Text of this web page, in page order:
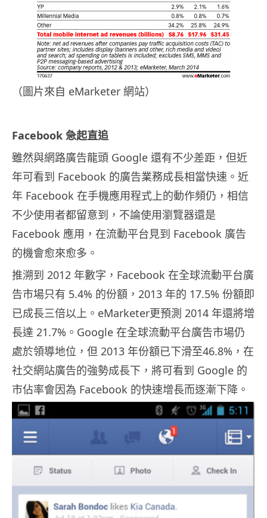
（圖片來自 eMarketer 網站）
Facebook 急起直追
雖然與網路廣告龍頭 Google 還有不少差距，但近
年可看到 Facebook 的廣告業務成長相當快速。近
年 Facebook 在手機應用程式上的動作頻仍，相信
不少使用者都留意到，不論使用瀏覽器還是
Facebook 應用，在流動平台見到 Facebook 廣告
的機會愈來愈多。
推溯到 2012 年數字，Facebook 在全球流動平台廣
告市場只有 5.4% 的份額，2013 年的 17.5% 份額即
已成長三倍以上。eMarketer更預測 2014 年還將增
長達 21.7%。Google 在全球流動平台廣告市場仍
處於領導地位，但 2013 年份額已下滑至46.8%，在
社交網站廣告的強勢成長下，將可看到 Google 的
市佔率會因為 Facebook 的快速增長而逐漸下降。